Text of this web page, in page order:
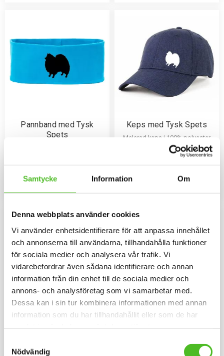
Samtycke Information Om
Denna webbplats använder cookies
Vi använder enhetsidentifierare för att anpassa innehållet
och annonserna till användarna, tillhandahålla funktioner
för sociala medier och analysera vår trafik. Vi
vidarebefordrar även sådana identifierare och annan
information från din enhet till de sociala medier och
annons- och analysföretag som vi samarbetar med.
Dessa kan i sin tur kombinera informationen med annan
information som du har tillhandahållit eller som de har
Nödvändig
Pannband med Tysk
Spets
109
Lägg till i favoriter
Keps med Tysk Spets
Melerad keps i 100% polyester
med snygg passform och
metallspänne. Siluettmotiv av en
169
Lägg
snygg passform och baksida av
Mössa i bomull/elastan med
fleecefoder och med ett
F
L
E
E
C
E
F
O
D